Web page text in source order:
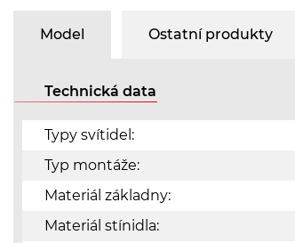
Model Ostatní produkty
Technická data
Typy svítidel:
Typ montáže:
Materiál základny:
Materiál stínidla: